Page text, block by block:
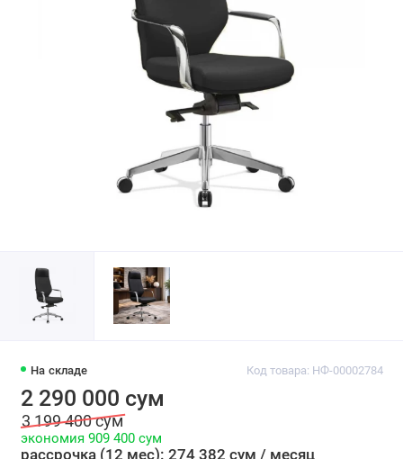
На складе Код товара: НФ-00002784
2 290 000 сум
3 199 400 сум
экономия 909 400 сум
рассрочка (12 мес): 274 382 сум / месяц